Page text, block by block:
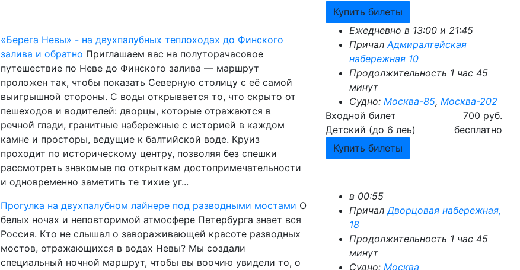
Купить билеты
«Берега Невы» - на двухпалубных теплоходах до Финского
залива и обратно Приглашаем вас на полуторачасовое
путешествие по Неве до Финского залива — маршрут
проложен так, чтобы показать Северную столицу с её самой
выигрышной стороны. С воды открывается то, что скрыто от
пешеходов и водителей: дворцы, которые отражаются в
речной глади, гранитные набережные с историей в каждом
камне и просторы, ведущие к балтийской воде. Круиз
проходит по историческому центру, позволяя без спешки
рассмотреть знакомые по открыткам достопримечательности
и одновременно заметить те тихие уг...
Ежедневно в 13:00 и 21:45
ПричалАдмиралтейская
набережная 10
Продолжительность 1 час 45
минут
Судно: Москва-85, Москва-202
Входной билет
700 руб.
Детский (до 6 леь)
бесплатно
Купить билеты
Прогулка на двухпалубном лайнере под разводными мостами О
белых ночах и неповторимой атмосфере Петербурга знает вся
Россия. Кто не слышал о завораживающей красоте разводных
мостов, отражающихся в водах Невы? Мы создали
специальный ночной маршрут, чтобы вы воочию увидели то, о
в 00:55
ПричалДворцовая набережная,
18
Продолжительность 1 час 45
минут
Судно: Москва